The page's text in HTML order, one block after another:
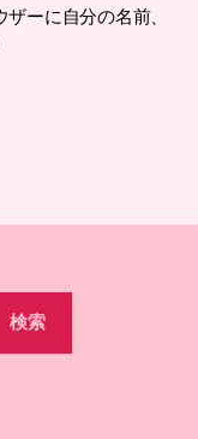
ーに自分の名前、
検索